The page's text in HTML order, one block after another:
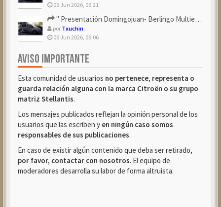
06 Jun 2026, 09:21
" Presentación Domingojuan- Berlingo Multiespace Blue ...
por Txuchin
06 Jun 2026, 09:06
AVISO IMPORTANTE
Esta comunidad de usuarios no pertenece, representa o
guarda relación alguna con la marca Citroën o su grupo
matriz Stellantis.
Los mensajes publicados reflejan la opinión personal de los
usuarios que las escriben y en ningún caso somos
responsables de sus publicaciones.
En caso de existir algún contenido que deba ser retirado,
por favor, contactar con nosotros. El equipo de
moderadores desarrolla su labor de forma altruista.